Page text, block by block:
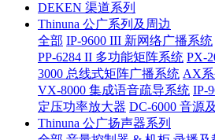
DEKEN 渠道系列
Thinuna 公广系列及周边
全部 IP-9600 III 新网络广播系统
PP-6284 II 多功能矩阵系统 PX-
3000 总线式矩阵广播系统 AX
VX-8000 集成语音疏导系统 IP-
定压功率放大器 DC-6000 音源
Thinuna 公广扬声器系列